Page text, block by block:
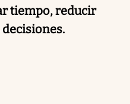
tiempo, reducir